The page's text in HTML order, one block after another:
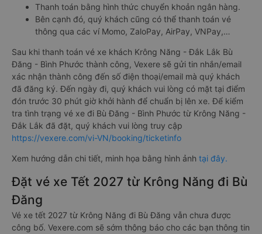
Thanh toán bằng hình thức chuyển khoản ngân hàng.
Bên cạnh đó, quý khách cũng có thể thanh toán vé
thông qua các ví Momo, ZaloPay, AirPay, VNPay,…
Sau khi thanh toán vé xe khách Krông Năng - Đắk Lắk Bù
Đăng - Bình Phước thành công, Vexere sẽ gửi tin nhắn/email
xác nhận thành công đến số điện thoại/email mà quý khách
đã đăng ký. Đến ngày đi, quý khách vui lòng có mặt tại điểm
đón trước 30 phút giờ khởi hành để chuẩn bị lên xe. Để kiểm
tra tình trạng vé xe đi Bù Đăng - Bình Phước từ Krông Năng -
Đắk Lắk đã đặt, quý khách vui lòng truy cập
https://vexere.com/vi-VN/booking/ticketinfo
Xem hướng dẫn chi tiết, minh họa bằng hình ảnh tại đây.
Đặt vé xe Tết 2027 từ Krông Năng đi Bù
Đăng
Vé xe tết 2027 từ Krông Năng đi Bù Đăng vẫn chưa được
công bố. Vexere.com sẽ sớm thông báo cho các bạn thông tin